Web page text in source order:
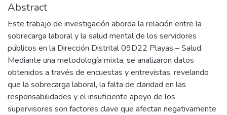
Abstract
Este trabajo de investigación aborda la relación entre la
sobrecarga laboral y la salud mental de los servidores
públicos en la Dirección Distrital 09D22 Playas – Salud.
Mediante una metodología mixta, se analizaron datos
obtenidos a través de encuestas y entrevistas, revelando
que la sobrecarga laboral, la falta de claridad en las
responsabilidades y el insuficiente apoyo de los
supervisores son factores clave que afectan negativamente